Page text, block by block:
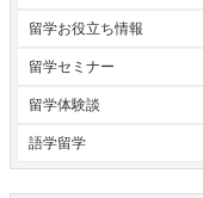
留学お役立ち情報
留学セミナー
留学体験談
語学留学